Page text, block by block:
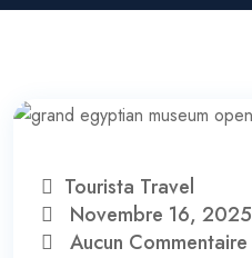
Tourista Travel
Novembre 16, 2025
Aucun Commentaire